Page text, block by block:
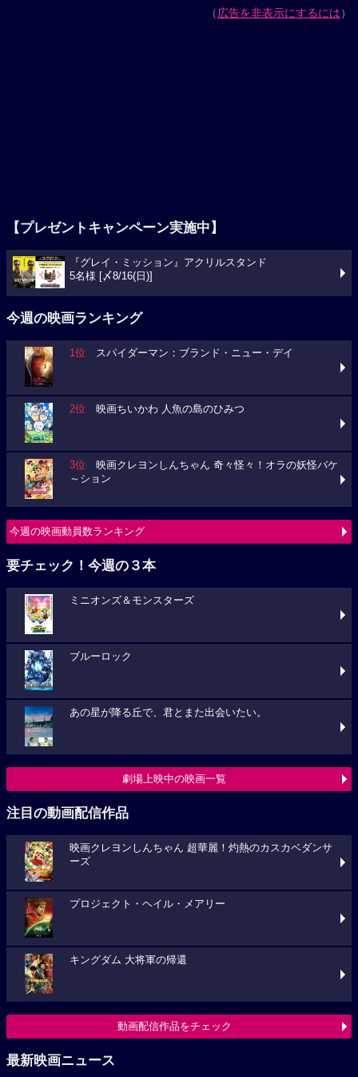
（広告を非表示にするには）
【プレゼントキャンペーン実施中】
『グレイ・ミッション』アクリルスタンド
5名様 [〆8/16(日)]
今週の映画ランキング
1位 スパイダーマン：ブランド・ニュー・デイ
2位 映画ちいかわ 人魚の島のひみつ
3位 映画クレヨンしんちゃん 奇々怪々！オラの妖怪バケ
～ション
今週の映画動員数ランキング
要チェック！今週の３本
ミニオンズ＆モンスターズ
ブルーロック
あの星が降る丘で、君とまた出会いたい。
劇場上映中の映画一覧
注目の動画配信作品
映画クレヨンしんちゃん 超華麗！灼熱のカスカベダンサ
ーズ
プロジェクト・ヘイル・メアリー
キングダム 大将軍の帰還
動画配信作品をチェック
最新映画ニュース